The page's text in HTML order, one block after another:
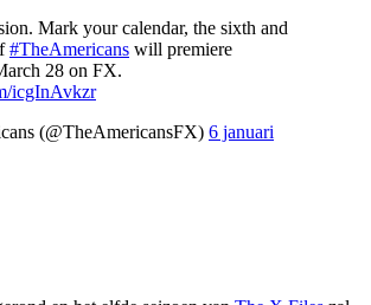
Mark your calendar, the sixth and
#TheAmericans will premiere
28 on FX.
icgInAvkzr
(@TheAmericansFX) 6 januari